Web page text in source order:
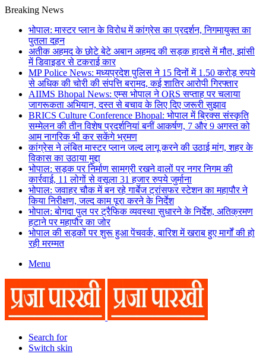
Breaking News
भोपाल: मास्टर प्लान के विरोध में कांग्रेस का प्रदर्शन, निगमायुक्त का
पुतला दहन
अतीक अहमद के छोटे बेटे अबान अहमद की सड़क हादसे में मौत, झांसी
में डिवाइडर से टकराई कार
MP Police News: मध्यप्रदेश पुलिस ने 15 दिनों में 1.50 करोड़ रुपये
से अधिक की चोरी की संपत्ति बरामद, कई शातिर आरोपी गिरफ्तार
AIIMS Bhopal News: एम्स भोपाल ने ORS सप्ताह पर चलाया
जागरूकता अभियान, दस्त से बचाव के लिए दिए जरूरी सुझाव
BRICS Culture Conference Bhopal: भोपाल में ब्रिक्स संस्कृति
सम्मेलन की तीन विशेष प्रदर्शनियां बनीं आकर्षण, 7 और 9 अगस्त को
आम नागरिक भी कर सकेंगे भ्रमण
कांग्रेस ने लंबित मास्टर प्लान जल्द लागू करने की उठाई मांग, शहर के
विकास का उठाया मुद्दा
भोपाल: सड़क पर निर्माण सामग्री रखने वालों पर नगर निगम की
कार्रवाई, 11 लोगों से वसूला 31 हजार रुपये जुर्माना
भोपाल: जवाहर चौक में बन रहे गार्बेज ट्रांसफर स्टेशन का महापौर ने
किया निरीक्षण, जल्द काम पूरा करने के निर्देश
भोपाल: बोगदा पुल पर ट्रैफिक व्यवस्था सुधारने के निर्देश, अतिक्रमण
हटाने पर महापौर का जोर
भोपाल की सड़कों पर शुरू हुआ पेंचवर्क, बारिश में खराब हुए मार्गों की हो
रही मरम्मत
Menu
Search for
Switch skin